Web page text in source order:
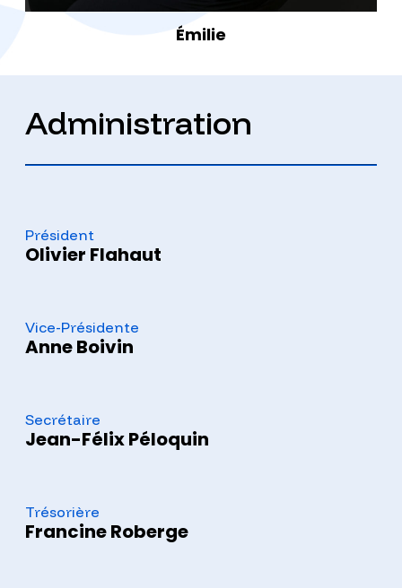
Émilie
Administration
Président
Olivier Flahaut
Vice-Présidente
Anne Boivin
Secrétaire
Jean-Félix Péloquin
Trésorière
Francine Roberge